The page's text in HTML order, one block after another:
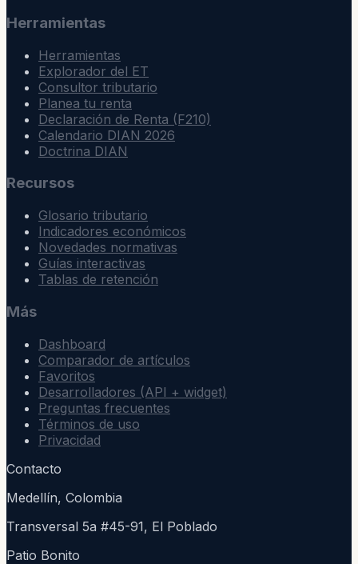
Herramientas
Herramientas
Explorador del ET
Consultor tributario
Planea tu renta
Declaración de Renta (F210)
Calendario DIAN 2026
Doctrina DIAN
Recursos
Glosario tributario
Indicadores económicos
Novedades normativas
Guías interactivas
Tablas de retención
Más
Dashboard
Comparador de artículos
Favoritos
Desarrolladores (API + widget)
Preguntas frecuentes
Términos de uso
Privacidad
Contacto
Medellín, Colombia
Transversal 5a #45-91, El Poblado
Patio Bonito